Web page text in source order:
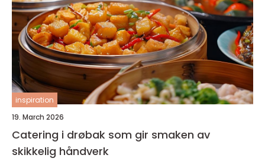
inspiration
19. March 2026
Catering i drøbak som gir smaken av
skikkelig håndverk